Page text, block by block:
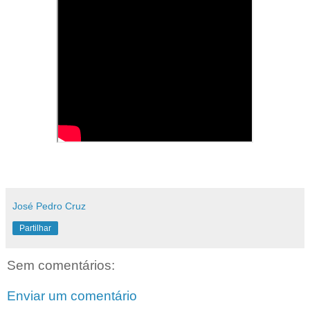
José Pedro Cruz
Partilhar
Sem comentários:
Enviar um comentário